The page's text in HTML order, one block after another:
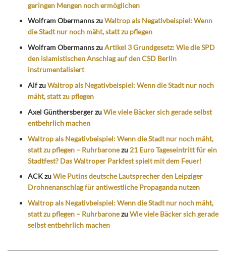
geringen Mengen noch ermöglichen
Wolfram ObermannszuWaltrop als Negativbeispiel: Wenn
die Stadt nur noch mäht, statt zu pflegen
Wolfram ObermannszuArtikel 3 Grundgesetz: Wie die SPD
den islamistischen Anschlag auf den CSD Berlin
instrumentalisiert
AlfzuWaltrop als Negativbeispiel: Wenn die Stadt nur noch
mäht, statt zu pflegen
Axel GünthersbergerzuWie viele Bäcker sich gerade selbst
entbehrlich machen
Waltrop als Negativbeispiel: Wenn die Stadt nur noch mäht,
statt zu pflegen – Ruhrbaronezu 21 Euro Tageseintritt für ein
Stadtfest? Das Waltroper Parkfest spielt mit dem Feuer!
ACKzuWie Putins deutsche Lautsprecher den Leipziger
Drohnenanschlag für antiwestliche Propaganda nutzen
Waltrop als Negativbeispiel: Wenn die Stadt nur noch mäht,
statt zu pflegen – RuhrbaronezuWie viele Bäcker sich gerade
selbst entbehrlich machen